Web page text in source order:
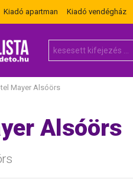
Kiadó apartman Kiadó vendégház
for:
Mayer Alsóörs
Alsóörs